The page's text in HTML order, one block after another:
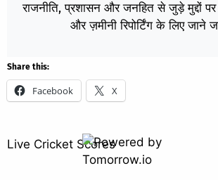
राजनीति, प्रशासन और जनहित से जुड़े मुद्दों
और ज़मीनी रिपोर्टिंग के लिए जाने
Share this:
Facebook X
Live Cricket Scores